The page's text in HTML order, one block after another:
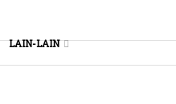
LAIN-LAIN